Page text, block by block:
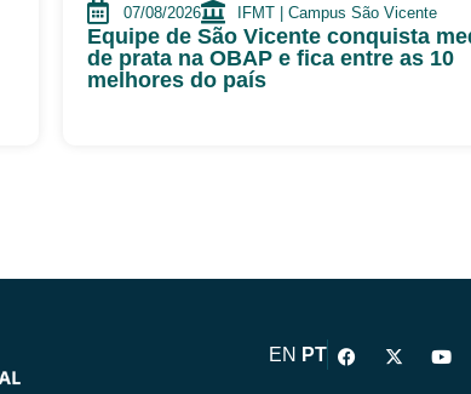
07/08/2026 IFMT | Campus São Vicente
Equipe de São Vicente conquista
de prata na OBAP e fica entre as 10
melhores do país
EN PT
F
a
X
-
Y
o